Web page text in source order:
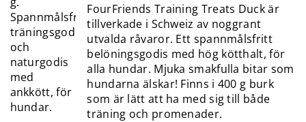
FourFriends Training Treats Duck är
tillverkade i Schweiz av noggrant
utvalda råvaror. Ett spannmålsfritt
belöningsgodis med hög kötthalt, för
alla hundar. Mjuka smakfulla bitar som
hundarna älskar! Finns i 400 g burk
som är lätt att ha med sig till både
träning och promenader.